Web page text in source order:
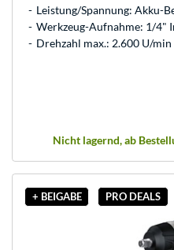
Leistung/Spannung: Akku-
Werkzeug-Aufnahme: 1/4"
Drehzahl max.: 2.600 U/min
Nicht lagernd, ab
+ BEIGABE PRO DEALS